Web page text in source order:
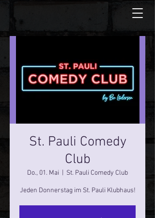
St. Pauli Comedy
Club
Do., 01. Mai St. Pauli Comedy Club
Jeden Donnerstag im St. Pauli Klubhaus!